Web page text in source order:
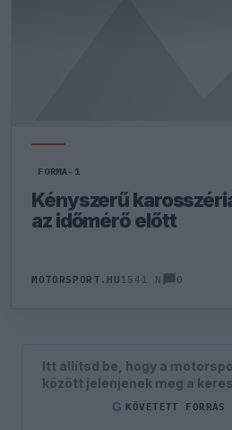
FORMA-1
Kényszerű
az időmérő előtt
MOTORSPORT.HU 1541 N 0
Itt állítsd be, hogy a
között jelenjenek meg a
G KÖVETETT